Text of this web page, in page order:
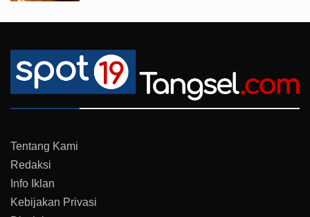
Tentang Kami
Redaksi
Info Iklan
Kebijakan Privasi